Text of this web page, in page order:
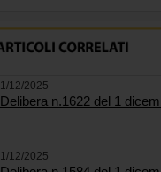
1/12/2025
Delibera n.1622 del 1
1/12/2025